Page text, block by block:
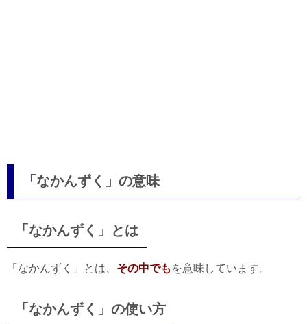
「なかんずく」の意味
「なかんずく」とは
「なかんずく」とは、 その中でも を意味しています。
「なかんずく」の使い方